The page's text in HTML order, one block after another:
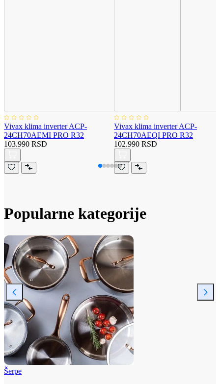
Vivax klima inverter ACP-
24CH70AEMI PRO R32
103.990 RSD
Vivax klima inverter ACP-
24CH70AEQI PRO R32
102.990 RSD
Popularne kategorije
Šerpe